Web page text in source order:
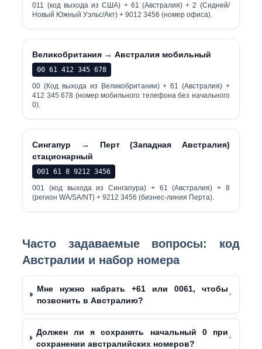
011 (код выхода из США) + 61 (Австралия) + 2 (Сидней/
Новый Южный Уэльс/Акт) + 9012 3456 (номер офиса).
Великобритания → Австралия мобильный
00 61 412 345 678
00 (Код выхода из Великобритании) + 61 (Австралия) +
412 345 678 (номер мобильного телефона без начального
0).
Сингапур → Перт (Западная Австралия)
стационарный
001 61 8 9212 3456
001 (код выхода из Сингапура) + 61 (Австралия) + 8
(регион WA/SA/NT) + 9212 3456 (бизнес-линия Перта).
Часто задаваемые вопросы: код
Австралии и набор номера
Мне нужно набрать +61 или 0061, чтобы
позвонить в Австралию?
+
Должен ли я сохранять начальный 0 при
сохранении австралийских номеров?
+